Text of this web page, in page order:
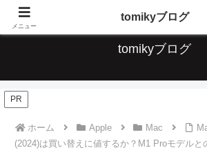
デジタルな便利なこと、ガジェット、音楽につい
tomikyブログ
PR
ホーム Apple Mac
(2024)は買い替えに値するか？M1 Proモデルと
メニュー
tomikyブログ